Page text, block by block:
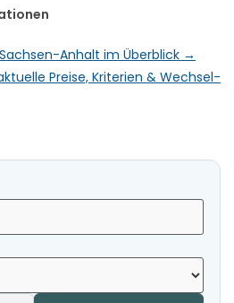
Anhalt im Überblick →
Preise, Kriterien & Wechsel-